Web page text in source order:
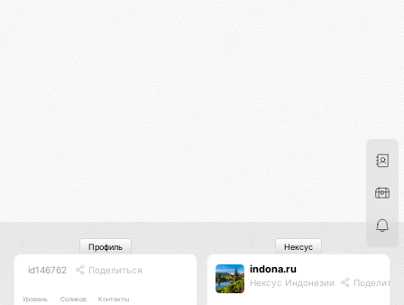
id146762 Поделиться
Уровень Соликов Контакты
Профиль
indona.ru
Нексус Индонезии
Нексус